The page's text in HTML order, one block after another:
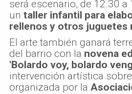
será escenario, de 12.30 a
un taller infantil para
rellenos y otros juguetes
El arte también ganará
del barrio con la novena
'Bolardo voy, bolardo
intervención artística
organizada por la